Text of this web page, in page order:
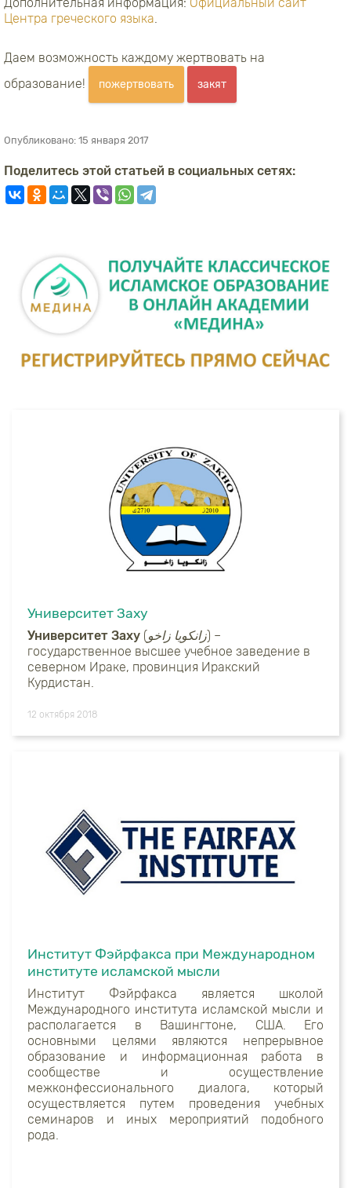
Центра греческого языка
Даем возможность каждому жертвовать на
образование!
пожертвовать закят
Опубликовано: 15 января 2017
Поделитесь этой статьей в социальных сетях:
Университет Заху
Университет Заху (زانكويا زاخو) –
государственное высшее учебное заведение в
северном Ираке, провинция Иракский
Курдистан.
12 октября 2018
Институт Фэйрфакса при Международном
институте исламской мысли
Институт Фэйрфакса является школой
Международного института исламской мысли и
располагается в Вашингтоне, США. Его
основными целями являются непрерывное
образование и информационная работа в
сообществе и осуществление
межконфессионального диалога, который
осуществляется путем проведения учебных
семинаров и иных мероприятий подобного
рода.